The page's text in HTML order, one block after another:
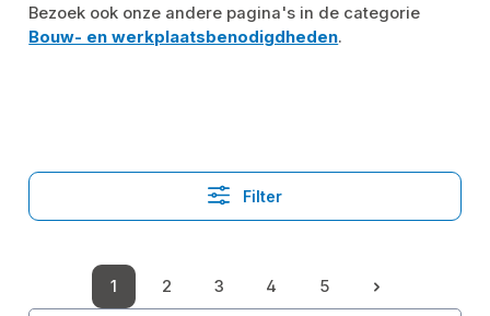
Bezoek ook onze andere pagina's in de categorie
Bouw- en werkplaatsbenodigdheden.
Filter
Pagina
1
Pagina
2
Pagina
3
Pagina
4
Pagina
5